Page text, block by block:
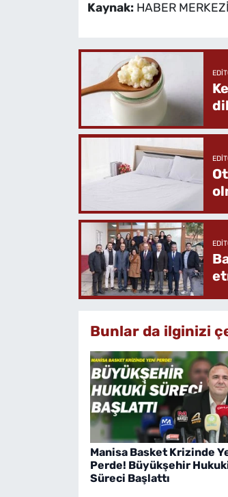
Kaynak: HABER MERKEZİ
Bunlar da ilginizi
Manisa Basket Krizinde
Perde! Büyükşehir
Süreci Başlattı